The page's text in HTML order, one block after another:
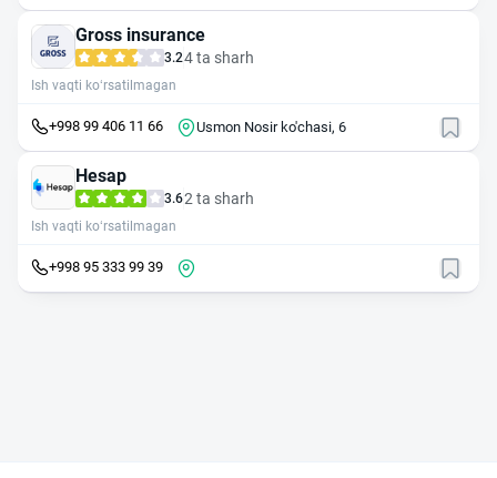
Gross insurance
3.24 ta sharh
Ish vaqti ko‘rsatilmagan
+998 99 406 11 66 Usmon Nosir ko'chasi, 6
Hesap
3.62 ta sharh
Ish vaqti ko‘rsatilmagan
+998 95 333 99 39